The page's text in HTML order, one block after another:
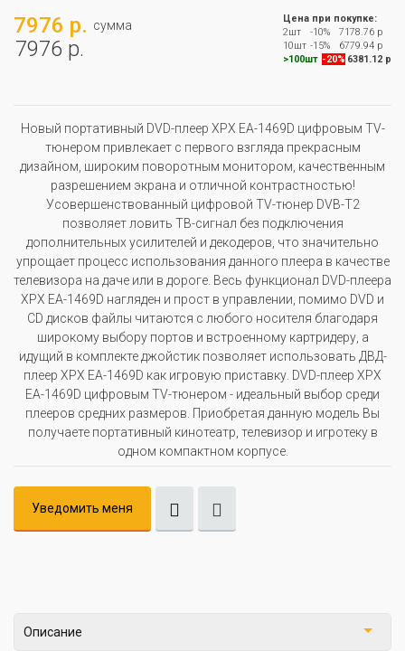
7976 р. сумма
7976 р.
Цена при покупке:
2шт
-10%
7178.76 р
10шт -15%
6779.94 р
>100шт -20% 6381.12 р
Новый портативный DVD-плеер XPX EA-1469D цифровым TV-
тюнером привлекает с первого взгляда прекрасным
дизайном, широким поворотным монитором, качественным
разрешением экрана и отличной контрастностью!
Усовершенствованный цифровой TV-тюнер DVB-T2
позволяет ловить ТВ-сигнал без подключения
дополнительных усилителей и декодеров, что значительно
упрощает процесс использования данного плеера в качестве
телевизора на даче или в дороге. Весь функционал DVD-плеера
XPX EA-1469D нагляден и прост в управлении, помимо DVD и
CD дисков файлы читаются с любого носителя благодаря
широкому выбору портов и встроенному картридеру, а
идущий в комплекте джойстик позволяет использовать ДВД-
плеер XPX EA-1469D как игровую приставку. DVD-плеер XPX
EA-1469D цифровым TV-тюнером - идеальный выбор среди
плееров средних размеров. Приобретая данную модель Вы
получаете портативный кинотеатр, телевизор и игротеку в
одном компактном корпусе.
Уведомить меня
Описание